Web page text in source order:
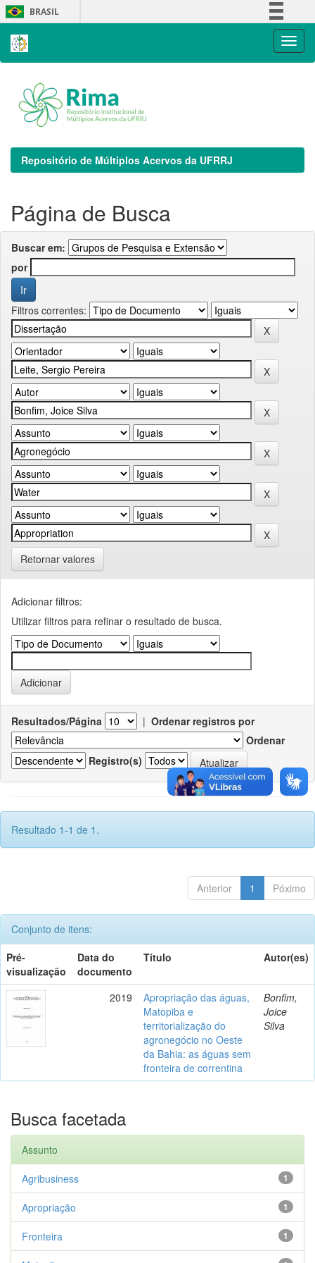
Skip
navigation
BRASIL
Repositório de Múltiplos Acervos da UFRRJ
Página de Busca
Buscar em:
por
Filtros correntes:
Retornar valores
Adicionar filtros:
Utilizar filtros para refinar o resultado de busca.
Resultados/Página | Ordenar registros por
Ordenar
Registro(s)
Resultado 1-1 de 1.
Anterior 1 Póximo
Conjunto de itens:
Pré-
visualização
Data do
documento
Título Autor(es)
2019
Apropriação das águas,
Matopiba e
territorialização do
agronegócio no Oeste
da Bahia: as águas sem
fronteira de correntina
Bonfim,
Joice
Silva
Busca facetada
Assunto
1
Agribusiness
1
Apropriação
1
Fronteira